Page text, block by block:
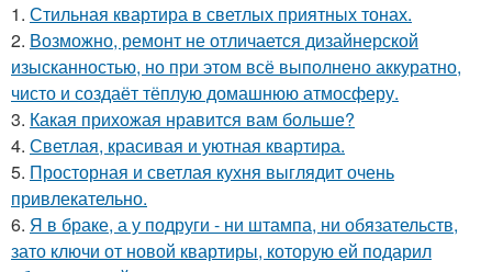
1. Стильная квартира в светлых приятных тонах.
2. Возможно, ремонт не отличается дизайнерской
изысканностью, но при этом всё выполнено аккуратно,
чисто и создаёт тёплую домашнюю атмосферу.
3. Какая прихожая нравится вам больше?
4. Светлая, красивая и уютная квартира.
5. Просторная и светлая кухня выглядит очень
привлекательно.
6. Я в браке, а у подруги - ни штампа, ни обязательств,
зато ключи от новой квартиры, которую ей подарил